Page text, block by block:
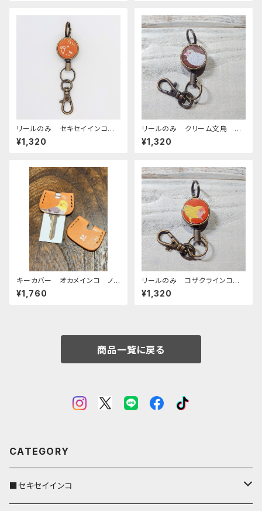
リールのみ セキセイインコ
モノトーン キャメル せきせい
いんこ
¥1,320
リールのみ クリーム文鳥 ブ
ラウン 文鳥 ぶんちょう ブン
チョウ
¥1,320
キーカバー オカメインコ ノ
ーマル ヌメ おかめいんこ
¥1,760
リールのみ コザクラインコ
イエロー レッドブラウン こざ
くらいんこ
¥1,320
商品一覧に戻る
CATEGORY
■セキセイインコ